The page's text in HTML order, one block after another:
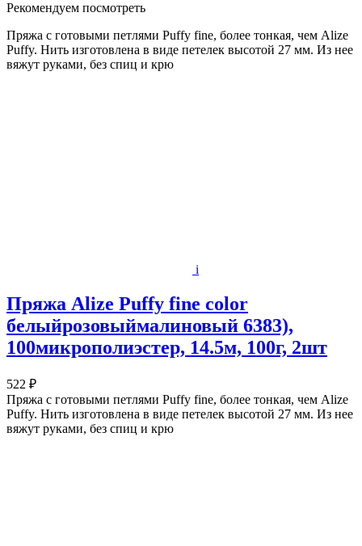
Рекомендуем посмотреть
Пряжа с готовыми петлями Puffy fine, более тонкая, чем Alize
Puffy. Нить изготовлена в виде петелек высотой 27 мм. Из нее
вяжут руками, без спиц и крю
i
Пряжа Alize Puffy fine color
белыйрозовыймалиновый 6383),
100микрополиэстер, 14.5м, 100г, 2шт
522 ₽
Пряжа с готовыми петлями Puffy fine, более тонкая, чем Alize
Puffy. Нить изготовлена в виде петелек высотой 27 мм. Из нее
вяжут руками, без спиц и крю